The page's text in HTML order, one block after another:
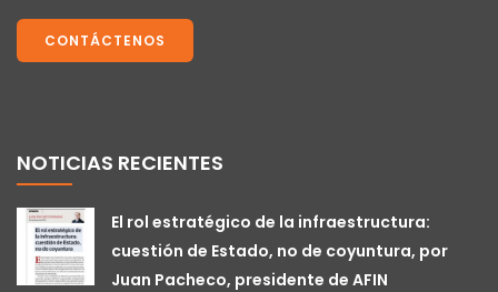
CONTÁCTENOS
NOTICIAS RECIENTES
El rol estratégico de la infraestructura:
cuestión de Estado, no de coyuntura, por
Juan Pacheco, presidente de AFIN